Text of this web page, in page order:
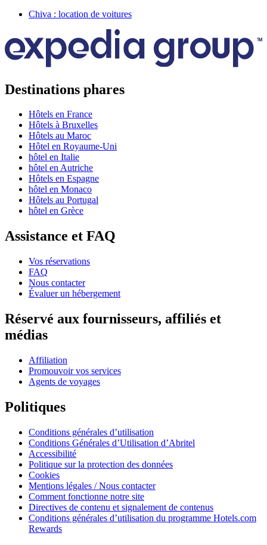
Chiva : location de voitures
Destinations phares
Hôtels en France
Hôtels à Bruxelles
Hôtels au Maroc
Hôtel en Royaume-Uni
hôtel en Italie
hôtel en Autriche
Hôtels en Espagne
hôtel en Monaco
Hôtels au Portugal
hôtel en Grèce
Assistance et FAQ
Vos réservations
FAQ
Nous contacter
Évaluer un hébergement
Réservé aux fournisseurs, affiliés et
médias
Affiliation
Promouvoir vos services
Agents de voyages
Politiques
Conditions générales d’utilisation
Conditions Générales d’Utilisation d’Abritel
Accessibilité
Politique sur la protection des données
Cookies
Mentions légales / Nous contacter
Comment fonctionne notre site
Directives de contenu et signalement de contenus
Conditions générales d’utilisation du programme Hotels.com
Rewards